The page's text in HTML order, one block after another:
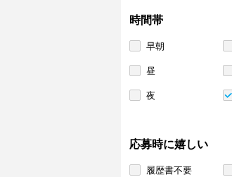
時間帯
早朝
昼
夜
応募時に嬉しい
履歴書不要